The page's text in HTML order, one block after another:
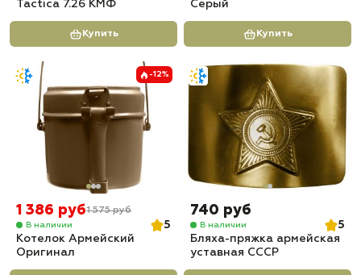
Tactica 7.26 КМФ
Купить
Серый
Купить
-12%
1 386 руб1 575 руб
В наличии
5
Котелок Армейский
Оригинал
740 руб
В наличии
5
Бляха-пряжка армейская
уставная СССР